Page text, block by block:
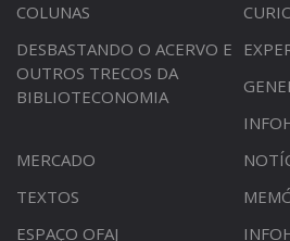
COLUNAS
DESBASTANDO O ACERVO E
OUTROS TRECOS DA
BIBLIOTECONOMIA
MERCADO
TEXTOS
ESPAÇO OFAJ